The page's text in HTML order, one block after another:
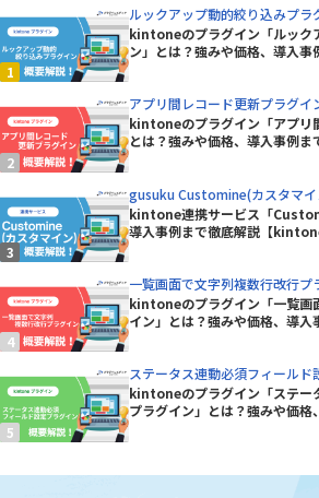
ルックアップ動的絞り込みプラ
kintoneのプラグイン「ルック
ン」とは？強みや価格、導入
アプリ間レコード更新プラグイ
kintoneのプラグイン「アプリ
とは？強みや価格、導入事例
gusuku Customine(カスタマイ
kintone連携サービス「
導入事例まで徹底解説【
一覧画面で文字列複数行改行プ
kintoneのプラグイン「一覧画
イン」とは？強みや価格、導
ステータス連動必須フィールド
kintoneのプラグイン「ステー
プラグイン」とは？強みや価